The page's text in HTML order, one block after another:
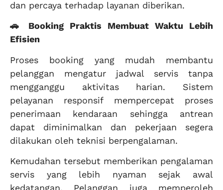
dan percaya terhadap layanan diberikan.
🚗 Booking Praktis Membuat Waktu Lebih
Efisien
Proses booking yang mudah membantu
pelanggan mengatur jadwal servis tanpa
mengganggu aktivitas harian. Sistem
pelayanan responsif mempercepat proses
penerimaan kendaraan sehingga antrean
dapat diminimalkan dan pekerjaan segera
dilakukan oleh teknisi berpengalaman.
Kemudahan tersebut memberikan pengalaman
servis yang lebih nyaman sejak awal
kedatangan. Pelanggan juga memperoleh